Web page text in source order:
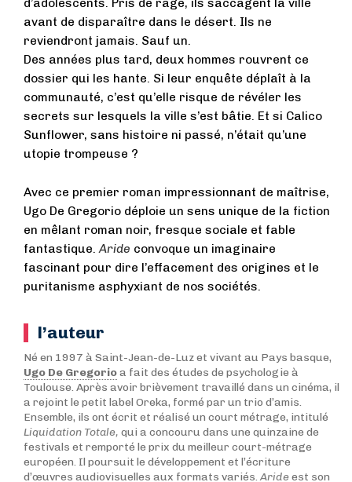
d’adolescents. Pris de rage, ils saccagent la ville
avant de disparaître dans le désert. Ils ne
reviendront jamais. Sauf un.
Des années plus tard, deux hommes rouvrent ce
dossier qui les hante. Si leur enquête déplaît à la
communauté, c’est qu’elle risque de révéler les
secrets sur lesquels la ville s’est bâtie. Et si Calico
Sunflower, sans histoire ni passé, n’était qu’une
utopie trompeuse ?
Avec ce premier roman impressionnant de maîtrise,
Ugo De Gregorio déploie un sens unique de la fiction
en mêlant roman noir, fresque sociale et fable
fantastique.Aride convoque un imaginaire
fascinant pour dire l’effacement des origines et le
puritanisme asphyxiant de nos sociétés.
l’auteur
Né en 1997 à Saint-Jean-de-Luz et vivant au Pays basque,
Ugo De Gregorioa fait des études de psychologie à
Toulouse. Après avoir brièvement travaillé dans un cinéma, il
a rejoint le petit label Oreka, formé par un trio d’amis.
Ensemble, ils ont écrit et réalisé un court métrage, intitulé
Liquidation Totale, qui a concouru dans une quinzaine de
festivals et remporté le prix du meilleur court-métrage
européen. Il poursuit le développement et l’écriture
d’œuvres audiovisuelles aux formats variés.Arideest son